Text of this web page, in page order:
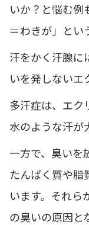
いか？と悩む例
＝わきが」とい
汗をかく汗腺に
いを発しないエ
多汗症は、エク
水のような汗が
一方で、臭いを
たんぱく質や脂
います。それら
の臭いの原因と